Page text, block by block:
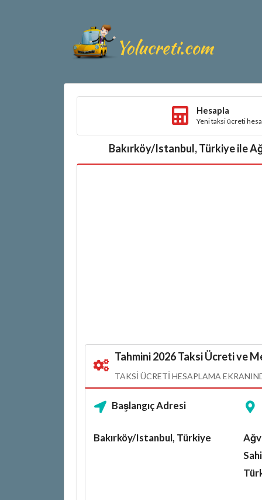
Hesapla
Yeni taksi ücreti
Bakırköy/Istanbul, Türkiye ile
Tahmini 2026 Taksi Ücreti ve
TAKSI ÜCRETI HESAPLAMA
Başlangıç Adresi
Bakırköy/Istanbul, Türkiye